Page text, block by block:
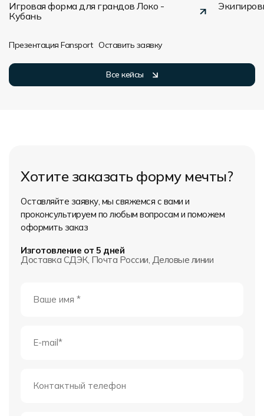
Игровая форма для грандов Локо -
Кубань
Презентация Fansport Оставить заявку
Все кейсы
Хотите заказать форму мечты?
Оставляйте заявку, мы свяжемся с вами и
проконсультируем по любым вопросам и поможем
оформить заказ
Изготовление от 5 дней
Доставка СДЭК, Почта России, Деловые линии